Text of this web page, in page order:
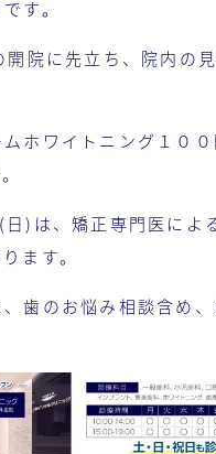
す。
院に先立ち、院内の見
ホワイトニング１０
)は、矯正専門医によ
ます。
歯のお悩み相談含め、